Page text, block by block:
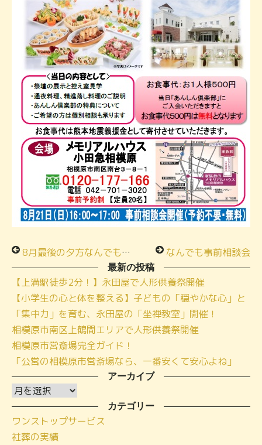
8月最後の夕方なんでも事前相談会 なんでも事前相談会
最新の投稿
【上溝駅徒歩2分！】永田屋で人形供養祭開催
【小学生の心と体を整える】子どもの「穏やかな心」と
「集中力」を育む、永田屋の「坐禅教室」開催！
相模原市南区上鶴間エリアで人形供養祭開催
相模原市営斎場完全ガイド！
「公営の相模原市営斎場なら、一番安くて安心よね」
アーカイブ
ア
ー
カ
イ
カテゴリー
ワンストップサービス
社葬の実績